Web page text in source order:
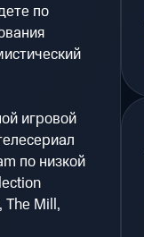
по
игровой
по низкой
The Mill,